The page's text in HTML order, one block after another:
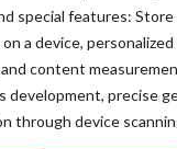
special features: Store
a device,
content
development, precise
through device
AGCO